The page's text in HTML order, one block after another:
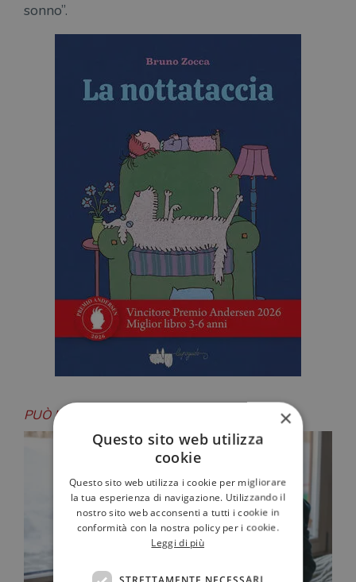
sonno”.
PUÒ INTERESSARTI ANCHE ×
Questo sito web utilizza
cookie
Questo sito web utilizza i cookie per migliorare
la tua esperienza di navigazione. Utilizzando il
nostro sito web acconsenti a tutti i cookie in
conformità con la nostra policy per i cookie.
Leggi di più